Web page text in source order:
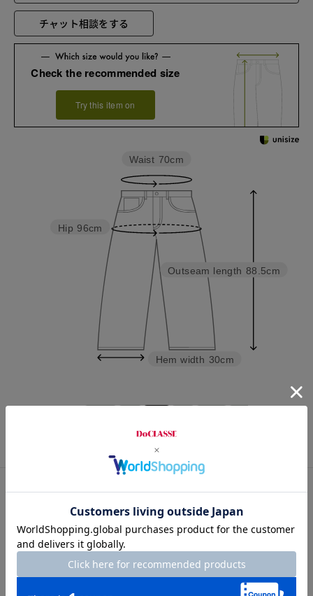
チャット相談をする
Check the recommended size
Try this item on
Outseam length 88.5cm
Hem width 30cm
Hip 96cm
Waist 70cm
スタッフコメント